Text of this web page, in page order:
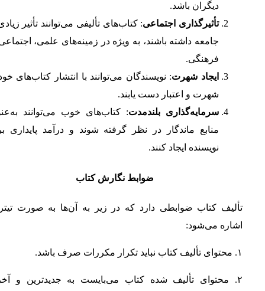
دیگران باشد.
تأثیرگذاری اجتماعی: کتاب‌های تألیفی می‌توانند تأثیر
جامعه داشته باشند، به ویژه در زمینه‌های علمی،
فرهنگی.
ایجاد شهرت: نویسندگان می‌توانند با انتشار کتاب‌های
شهرت و اعتبار دست یابند.
سرمایه‌گذاری بلندمدت: کتاب‌های خوب می‌توانند
منابع ماندگار در نظر گرفته شوند و درآمد پایداری
نویسنده ایجاد کنند.
ضوابط نگارش کتاب
تألیف کتاب ضوابطی دارد که در زیر به آن‌ها به صورت
اشاره می‌شود:
۱. محتوای تألیف کتاب نباید تکرار مکررات صرف باشد.
۲. محتوای تألیف شده کتاب می‌بایست به جدیدترین و